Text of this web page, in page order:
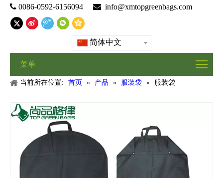
 0086-0592-6156094  info@xmtopgreenbags.com
简体中文
菜单
当前所在位置: 首页 » 产品 » 服装袋 » 服装袋